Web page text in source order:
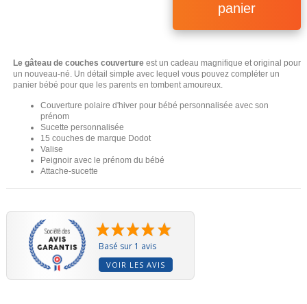
panier
Le gâteau de couches couverture est un cadeau magnifique et original pour
un nouveau-né. Un détail simple avec lequel vous pouvez compléter un
panier bébé pour que les parents en tombent amoureux.
Couverture polaire d'hiver pour bébé personnalisée avec son
prénom
Sucette personnalisée
15 couches de marque Dodot
Valise
Peignoir avec le prénom du bébé
Attache-sucette
Basé sur 1 avis
VOIR LES AVIS